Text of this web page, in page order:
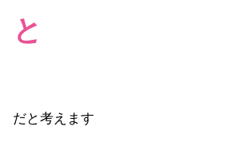
と
だと考えます